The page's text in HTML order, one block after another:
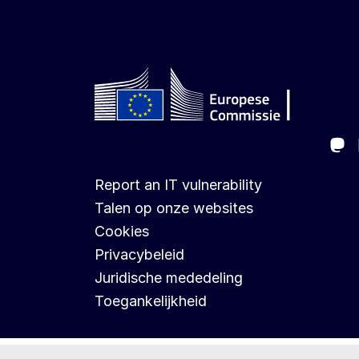
Report an IT vulnerability
Talen op onze websites
Cookies
Privacybeleid
Juridische mededeling
Toegankelijkheid